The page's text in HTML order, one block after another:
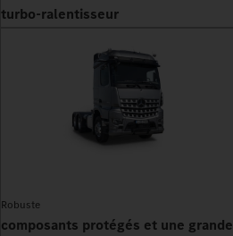
turbo-ralentisseur
Robuste
composants protégés et une grande